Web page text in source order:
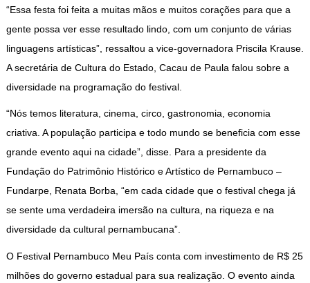
“Essa festa foi feita a muitas mãos e muitos corações para que a
gente possa ver esse resultado lindo, com um conjunto de várias
linguagens artísticas”, ressaltou a vice-governadora Priscila Krause.
A secretária de Cultura do Estado, Cacau de Paula falou sobre a
diversidade na programação do festival.
“Nós temos literatura, cinema, circo, gastronomia, economia
criativa. A população participa e todo mundo se beneficia com esse
grande evento aqui na cidade”, disse. Para a presidente da
Fundação do Patrimônio Histórico e Artístico de Pernambuco –
Fundarpe, Renata Borba, “em cada cidade que o festival chega já
se sente uma verdadeira imersão na cultura, na riqueza e na
diversidade da cultural pernambucana”.
O Festival Pernambuco Meu País conta com investimento de R$ 25
milhões do governo estadual para sua realização. O evento ainda